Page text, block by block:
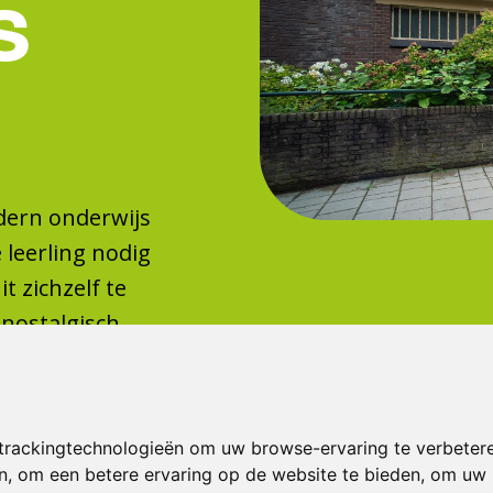
om uw browse-ervaring te
, om een betere ervaring op de website te bieden, om uw
onderwijs
leerling nodig
zichzelf te